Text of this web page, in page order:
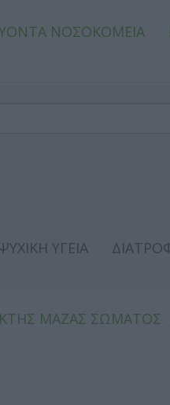
ΝΟΣΟΚΟΜΕΙΑ
ΥΓΕΙΑ
ΜΑΖΑΣ ΣΩΜΑΤΟΣ